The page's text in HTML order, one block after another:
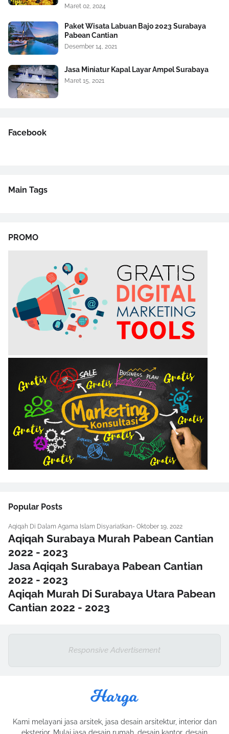
Maret 02, 2024
Paket Wisata Labuan Bajo 2023 Surabaya
Pabean Cantian
Desember 14, 2021
Jasa Miniatur Kapal Layar Ampel Surabaya
Maret 15, 2021
Facebook
Main Tags
PROMO
Popular Posts
Aqiqah Di Dalam Agama Islam Disyariatkan- Oktober 19, 2022
Aqiqah Surabaya Murah Pabean Cantian
2022 - 2023
Jasa Aqiqah Surabaya Pabean Cantian
2022 - 2023
Aqiqah Murah Di Surabaya Utara Pabean
Cantian 2022 - 2023
Responsive Advertisement
Kami melayani jasa arsitek, jasa desain arsitektur, interior dan